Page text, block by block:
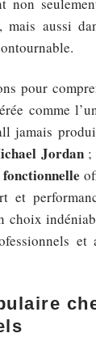
mais aussi
pour
comme
jamais
Jordan;
et
choix
et